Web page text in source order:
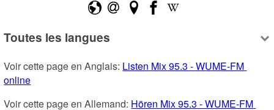
Toutes les langues
Voir cette page en Anglais: Listen Mix 95.3 - WUME-FM
online
Voir cette page en Allemand: Hören Mix 95.3 - WUME-FM